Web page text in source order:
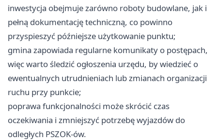
inwestycja obejmuje zarówno roboty budowlane, jak i
pełną dokumentację techniczną, co powinno
przyspieszyć późniejsze użytkowanie punktu;
gmina zapowiada regularne komunikaty o postępach,
więc warto śledzić ogłoszenia urzędu, by wiedzieć o
ewentualnych utrudnieniach lub zmianach organizacji
ruchu przy punkcie;
poprawa funkcjonalności może skrócić czas
oczekiwania i zmniejszyć potrzebę wyjazdów do
odległych PSZOK-ów.